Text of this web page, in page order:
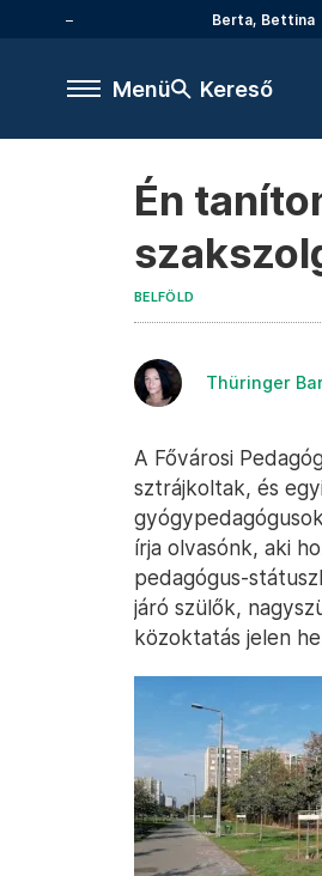
Berta, Bettina
Menü Kereső
Én
BELFÖLD
Thüringer
A Fővárosi
sztrájkoltak, és
írja olvasónk, aki
pedagógus-
járó szülők,
közoktatás jelen